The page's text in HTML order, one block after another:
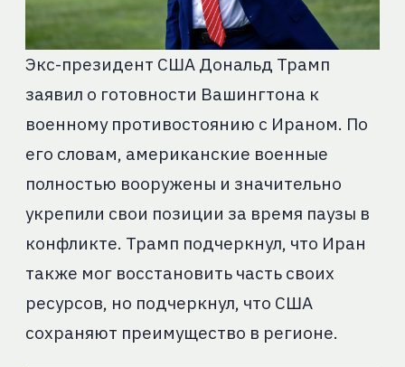
Экс-президент США Дональд Трамп
заявил о готовности Вашингтона к
военному противостоянию с Ираном. По
его словам, американские военные
полностью вооружены и значительно
укрепили свои позиции за время паузы в
конфликте. Трамп подчеркнул, что Иран
также мог восстановить часть своих
ресурсов, но подчеркнул, что США
сохраняют преимущество в регионе.